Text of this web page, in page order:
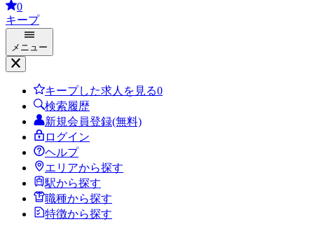
0
キープ
メニュー
キープした求人を見る0
検索履歴
新規会員登録(無料)
ログイン
ヘルプ
エリアから探す
駅から探す
職種から探す
特徴から探す